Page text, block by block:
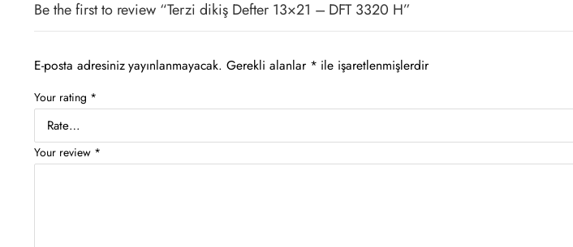
Be the first to review “Terzi dikiş Defter 13×21 – DFT 3320 H”
E-posta adresiniz yayınlanmayacak. Gerekli alanlar * ile işaretlenmişlerdir
Your rating *
Your review *